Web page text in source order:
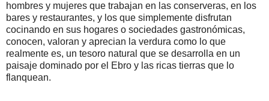
hombres y mujeres que trabajan en las conserveras, en los
bares y restaurantes, y los que simplemente disfrutan
cocinando en sus hogares o sociedades gastronómicas,
conocen, valoran y aprecian la verdura como lo que
realmente es, un tesoro natural que se desarrolla en un
paisaje dominado por el Ebro y las ricas tierras que lo
flanquean.